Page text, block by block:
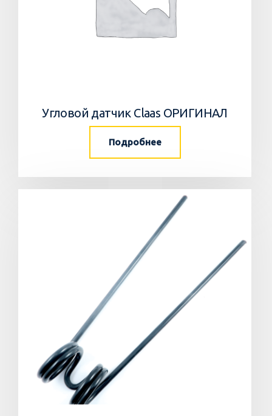
Угловой датчик Claas ОРИГИНАЛ
Подробнее